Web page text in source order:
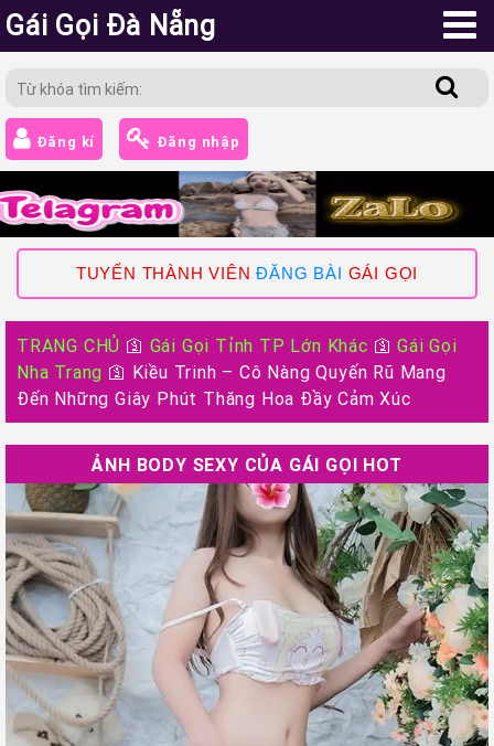
Gái Gọi Đà Nẵng
Đăng kí Đăng nhập
TUYỂN THÀNH VIÊNĐĂNG BÀI GÁI GỌI
TRANG CHỦ 🛐 Gái Gọi Tỉnh TP Lớn Khác 🛐Gái Gọi
Nha Trang 🛐 Kiều Trinh – Cô Nàng Quyến Rũ Mang
Đến Những Giây Phút Thăng Hoa Đầy Cảm Xúc
ẢNH BODY SEXY CỦA GÁI GỌI HOT